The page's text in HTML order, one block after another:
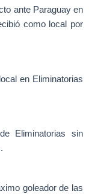
ante Paraguay en
como local por
en Eliminatorias
Eliminatorias sin
goleador de las